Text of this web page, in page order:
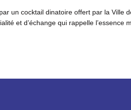
un cocktail dinatoire offert par la Ville
et d’échange qui rappelle l’essence